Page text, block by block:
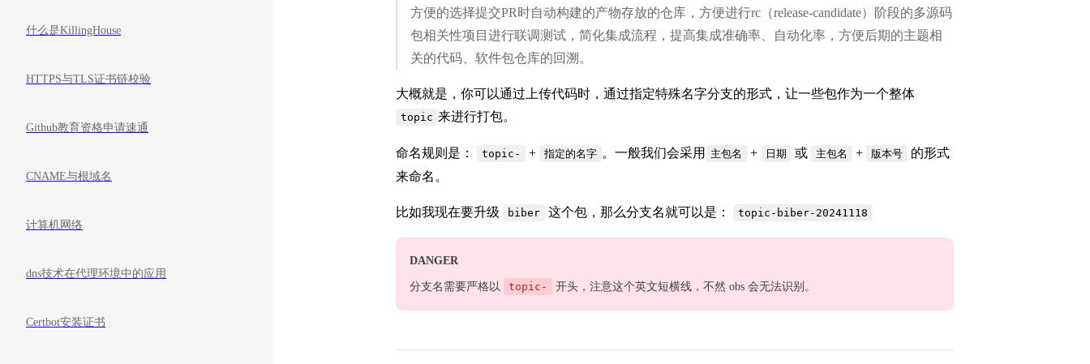
什么是KillingHouse
HTTPS与TLS证书链校验
Github教育资格申请速通
CNAME与根域名
计算机网络
dns技术在代理环境中的应用
Certbot安装证书
方便的选择提交PR时自动构建的产物存放的仓库，方便进行rc（release-candidate）阶段的多源码
包相关性项目进行联调测试，简化集成流程，提高集成准确率、自动化率，方便后期的主题相
关的代码、软件包仓库的回溯。
大概就是，你可以通过上传代码时，通过指定特殊名字分支的形式，让一些包作为一个整体
topic 来进行打包。
命名规则是： topic- + 指定的名字 。一般我们会采用 主包名 + 日期 或 主包名 + 版本号
的形式
来命名。
比如我现在要升级 biber 这个包，那么分支名就可以是： topic-biber-20241118
DANGER
分支名需要严格以 topic- 开头，注意这个英文短横线，不然 obs 会无法识别。